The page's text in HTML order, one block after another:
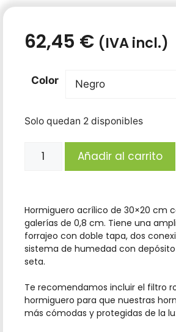
62,45 € (IVA incl.)
Color
Solo quedan 2 disponibles
Añadir al carrito
Hormiguero acrílico de 30×20 cm
galerías de 0,8 cm. Tiene una
forrajeo con doble tapa, dos
sistema de humedad con
seta.
Te recomendamos incluir el filtro
hormiguero para que nuestras
más cómodas y protegidas de la